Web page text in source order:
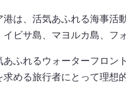
は、活気あふれる海事
ビサ島、マヨルカ島、フ
ふれるウォーターフロ
める旅行者にとって理想